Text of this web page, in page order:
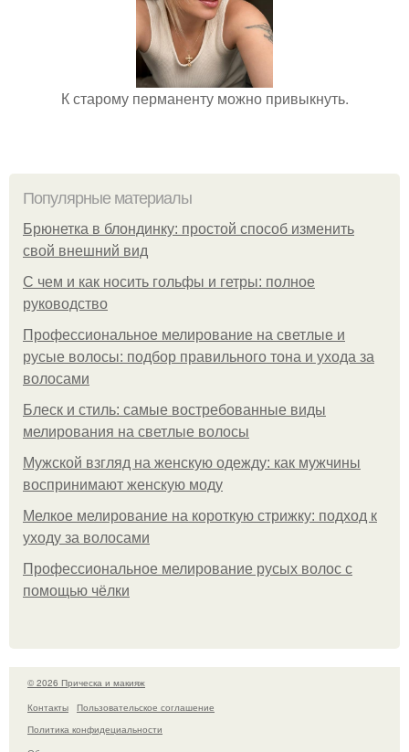
К старому перманенту можно привыкнуть.
Популярные материалы
Брюнетка в блондинку: простой способ изменить
свой внешний вид
С чем и как носить гольфы и гетры: полное
руководство
Профессиональное мелирование на светлые и
русые волосы: подбор правильного тона и ухода за
волосами
Блеск и стиль: самые востребованные виды
мелирования на светлые волосы
Мужской взгляд на женскую одежду: как мужчины
воспринимают женскую моду
Мелкое мелирование на короткую стрижку: подход к
уходу за волосами
Профессиональное мелирование русых волос с
помощью чёлки
© 2026 Прическа и макияж
Контакты
Пользовательское соглашение
Политика конфидециальности